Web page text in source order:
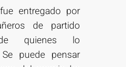
entregado por
de partido
quienes lo
puede pensar